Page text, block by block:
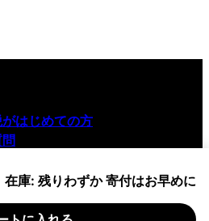
在庫: 残りわずか 寄付はお早めに
はじめての方
リシー